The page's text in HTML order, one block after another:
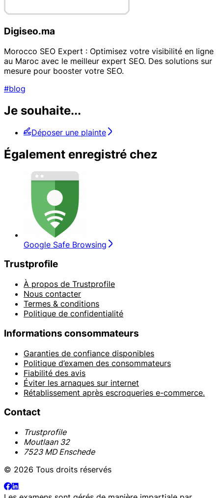
Digiseo.ma
Morocco SEO Expert : Optimisez votre visibilité en ligne
au Maroc avec le meilleur expert SEO. Des solutions sur
mesure pour booster votre SEO.
#blog
Je souhaite...
Déposer une plainte
Également enregistré chez
Google Safe Browsing
Trustprofile
À propos de Trustprofile
Nous contacter
Termes & conditions
Politique de confidentialité
Informations consommateurs
Garanties de confiance disponibles
Politique d’examen des consommateurs
Fiabilité des avis
Éviter les arnaques sur internet
Rétablissement après escroqueries e-commerce.
Contact
Trustprofile
Moutlaan 32
7523 MD Enschede
© 2026 Tous droits réservés